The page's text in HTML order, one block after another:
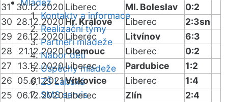
Mládež
Kontakty a informace
Realizační týmy
Partneři mládeže
Nábor dětí
Úspěchy mládeže
ZŠ Labská
SMS servis
31
30.12.2020 Liberec Ml. Boleslav
0:2
30 28.12.2020Hr. Králové Liberec
2:3sn
29 26.12.2020 Liberec Litvínov
6:3
28
21.12.2020 Olomouc Liberec
0:2
27
13.12.2020Liberec Pardubice
1:2
26 05.01.2021Vítkovice Liberec
1:4
25 06.12.2020Liberec Zlín
2:4